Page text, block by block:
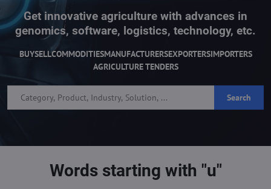
Get innovative agriculture with advances in
genomics, software, logistics, technology, etc.
BUYSELLCOMMODITIESMANUFACTURERSEXPORTERSIMPORTERS
AGRICULTURE TENDERS
Search
Words starting with "u"